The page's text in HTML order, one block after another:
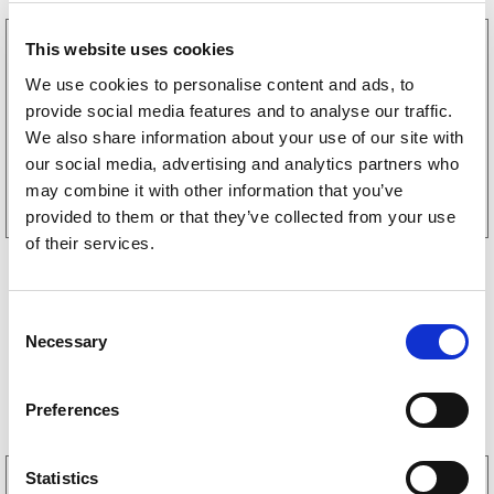
This website uses cookies
We use cookies to personalise content and ads, to
provide social media features and to analyse our traffic.
We also share information about your use of our site with
our social media, advertising and analytics partners who
may combine it with other information that you’ve
provided to them or that they’ve collected from your use
of their services.
n
Necessary
Preferences
Statistics
6660006
Reservehjul 200×50 Plastfelg Fulle gummihjul
Ø21mm 150kg
182kr(146kr eks. mva)
Kjøp på nett
3160052